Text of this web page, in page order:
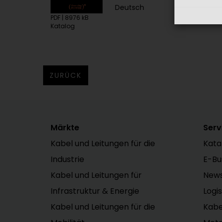
PDF | 8976 kB
Katalog
Deutsch
ZURÜCK
Märkte
Kabel und Leitungen für die
Industrie
Kabel und Leitungen für
Infrastruktur & Energie
Kabel und Leitungen für die
E-